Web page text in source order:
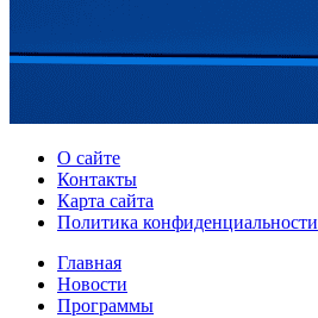
О сайте
Контакты
Карта сайта
Политика конфиденциальности
Главная
Новости
Программы